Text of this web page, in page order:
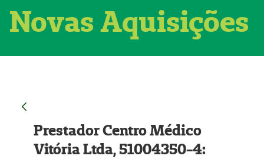
Novas Aquisições
Prestador Centro Médico
Vitória Ltda, 51004350-4: